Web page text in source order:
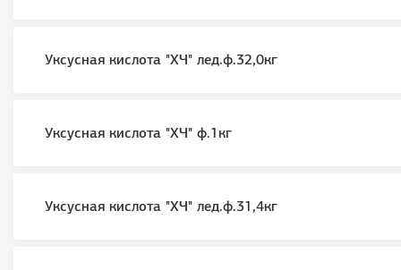
Уксусная кислота "ХЧ" лед.ф.32,0кг
Уксусная кислота "ХЧ" ф.1кг
Уксусная кислота "ХЧ" лед.ф.31,4кг